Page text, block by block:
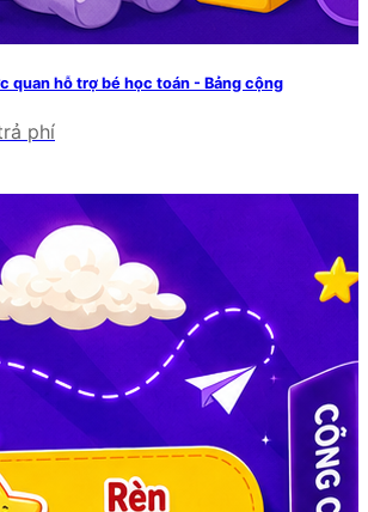
quan hỗ trợ bé học toán - Bảng cộng
phí